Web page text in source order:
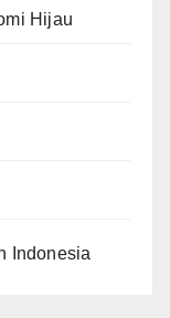
Hijau
Indonesia